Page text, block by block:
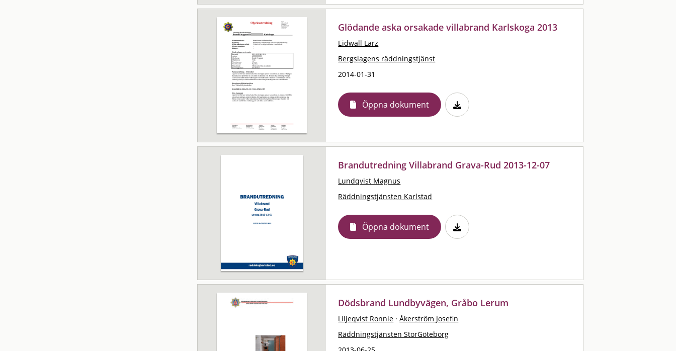
Glödande aska orsakade villabrand Karlskoga 2013
Eidwall Larz
Bergslagens räddningstjänst
2014-01-31
Öppna dokument
Brandutredning Villabrand Grava-Rud 2013-12-07
Lundqvist Magnus
Räddningstjänsten Karlstad
Öppna dokument
Dödsbrand Lundbyvägen, Gråbo Lerum
Liljeqvist Ronnie · Åkerström Josefin
Räddningstjänsten StorGöteborg